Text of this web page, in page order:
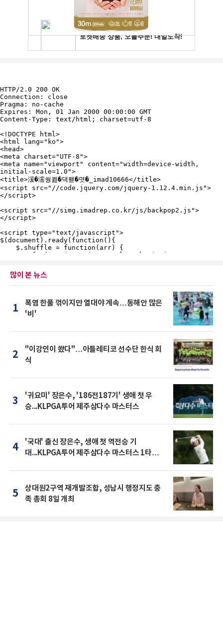
많이 본 뉴스
1
폭염 한풀 꺾이지만 열대야 계속…동해안 많은
'비'
2
"이강인이 쐈다"…아틀레티코 선수단 한식 회
식
3
'귀요미' 장은수, '186전187기' 생애 첫 우
승...KLPGA투어 제주삼다수 마스터스
4
'국대' 출신 장은수, 생애 첫 역전승 기
대...KLPGA투어 제주삼다수 마스터스 1타차
5
상대원2구역 재개발조합, 성남시 행정지도 충
족 총회 8일 개최